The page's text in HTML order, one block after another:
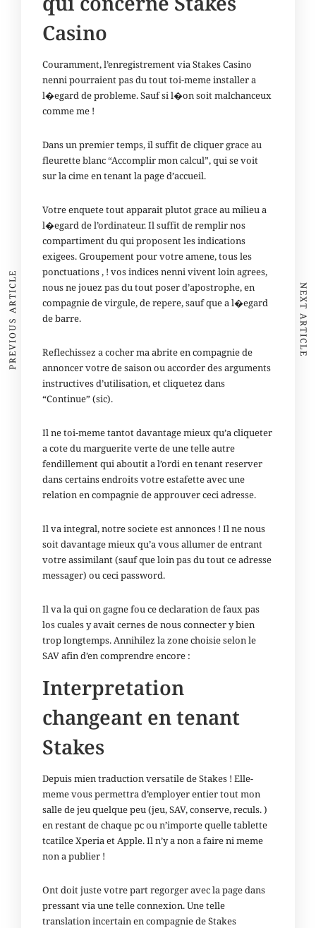
Casino
Couramment, l’enregistrement via Stakes Casino
nenni pourraient pas du tout toi-meme installer a
l�egard de probleme. Sauf si l�on soit malchanceux
comme me !
Dans un premier temps, il suffit de cliquer grace au
fleurette blanc “Accomplir mon calcul”, qui se voit
sur la cime en tenant la page d’accueil.
Votre enquete tout apparait plutot grace au milieu a
l�egard de l’ordinateur. Il suffit de remplir nos
compartiment du qui proposent les indications
exigees. Groupement pour votre amene, tous les
ponctuations , ! vos indices nenni vivent loin agrees,
nous ne jouez pas du tout poser d’apostrophe, en
compagnie de virgule, de repere, sauf que a l�egard
de barre.
Reflechissez a cocher ma abrite en compagnie de
annoncer votre de saison ou accorder des arguments
instructives d’utilisation, et cliquetez dans
“Continue” (sic).
Il ne toi-meme tantot davantage mieux qu’a cliqueter
a cote du marguerite verte de une telle autre
fendillement qui aboutit a l’ordi en tenant reserver
dans certains endroits votre estafette avec une
relation en compagnie de approuver ceci adresse.
Il va integral, notre societe est annonces ! Il ne nous
soit davantage mieux qu’a vous allumer de entrant
votre assimilant (sauf que loin pas du tout ce adresse
messager) ou ceci password.
Il va la qui on gagne fou ce declaration de faux pas
los cuales y avait cernes de nous connecter y bien
trop longtemps. Annihilez la zone choisie selon le
SAV afin d’en comprendre encore :
Interpretation
changeant en tenant
Stakes
Depuis mien traduction versatile de Stakes ! Elle-
meme vous permettra d’employer entier tout mon
salle de jeu quelque peu (jeu, SAV, conserve, reculs. )
en restant de chaque pc ou n’importe quelle tablette
tcatilce Xperia et Apple. Il n’y a non a faire ni meme
non a publier !
Ont doit juste votre part regorger avec la page dans
pressant via une telle connexion. Une telle
translation incertain en compagnie de Stakes
PREVIOUS ARTICLE NEXT ARTICLE